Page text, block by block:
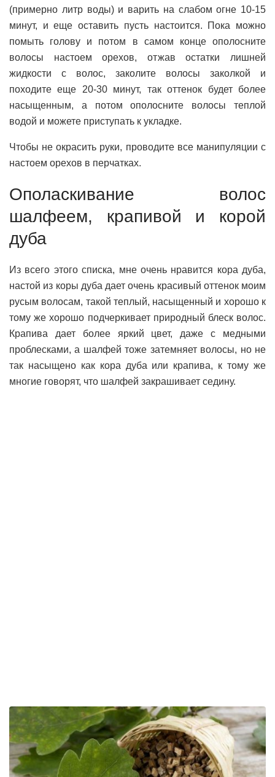
(примерно литр воды) и варить на слабом огне 10-15
минут, и еще оставить пусть настоится. Пока можно
помыть голову и потом в самом конце ополосните
волосы настоем орехов, отжав остатки лишней
жидкости с волос, заколите волосы заколкой и
походите еще 20-30 минут, так оттенок будет более
насыщенным, а потом ополосните волосы теплой
водой и можете приступать к укладке.
Чтобы не окрасить руки, проводите все манипуляции с
настоем орехов в перчатках.
Ополаскивание волос
шалфеем, крапивой и корой
дуба
Из всего этого списка, мне очень нравится кора дуба,
настой из коры дуба дает очень красивый оттенок моим
русым волосам, такой теплый, насыщенный и хорошо к
тому же хорошо подчеркивает природный блеск волос.
Крапива дает более яркий цвет, даже с медными
проблесками, а шалфей тоже затемняет волосы, но не
так насыщено как кора дуба или крапива, к тому же
многие говорят, что шалфей закрашивает седину.